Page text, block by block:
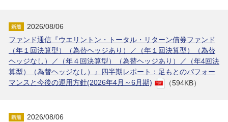
2026/08/06
ファンド通信『ウエリントン・トータル・リターン債券ファンド
（年１回決算型）（為替ヘッジあり）／（年１回決算型）（為替
ヘッジなし）／（年４回決算型）（為替ヘッジあり）／（年4回決
算型）（為替ヘッジなし）』四半期レポート：足もとのパフォー
マンスと今後の運用方針(2026年4月～6月期)
（594KB）
2026/08/06